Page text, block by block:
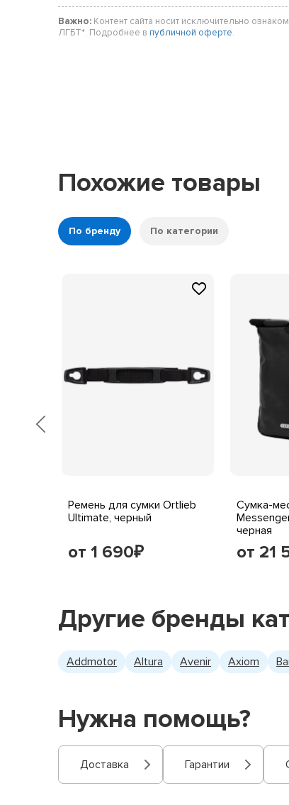
Важно: Контент сайта носит исключительно
ЛГБТ*. Подробнее в публичной оферте.
Похожие товары
По бренду По категории
Ремень для сумки Ortlieb
Ultimate, черный
от 1 690₽
Сумка-
черная
от 21
Другие бренды
Addmotor Altura Avenir Axiom
Нужна помощь?
Доставка Гарантии